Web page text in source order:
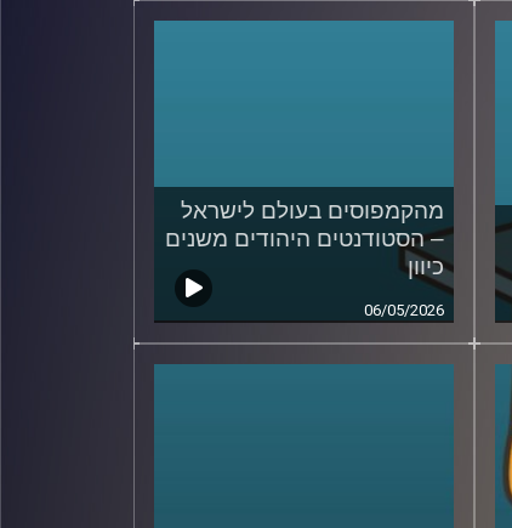
מהקמפוסים בעולם לישראל
– הסטודנטים היהודים משנים
כיוון
06/05/2026